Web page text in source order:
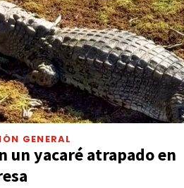
GENERAL
un yacaré atrapado en